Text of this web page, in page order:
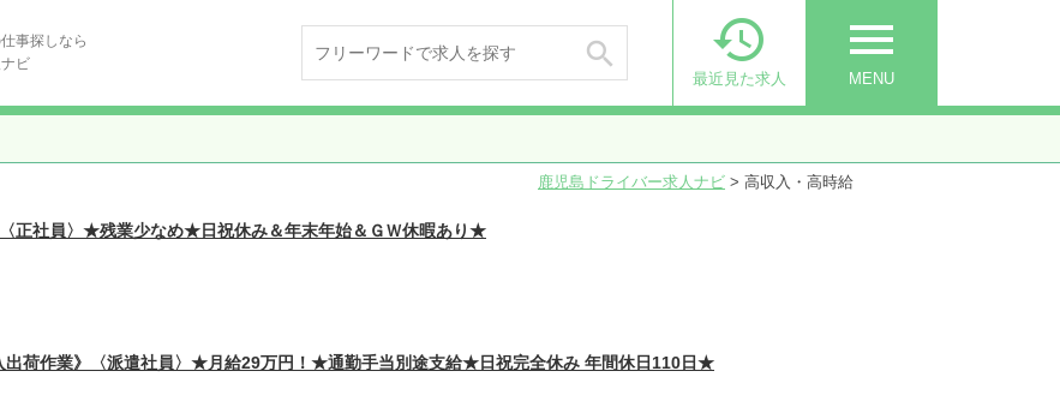
事探しなら
ビ
 menu
MENU

最近見た求人
鹿児島ドライバー求人ナビ > 高収入・高時給
〈正社員〉★残業少なめ★日祝休み＆年末年始＆ＧＷ休暇あり★
出荷作業》〈派遣社員〉★月給29万円！★通勤手当別途支給★日祝完全休み 年間休日110日★